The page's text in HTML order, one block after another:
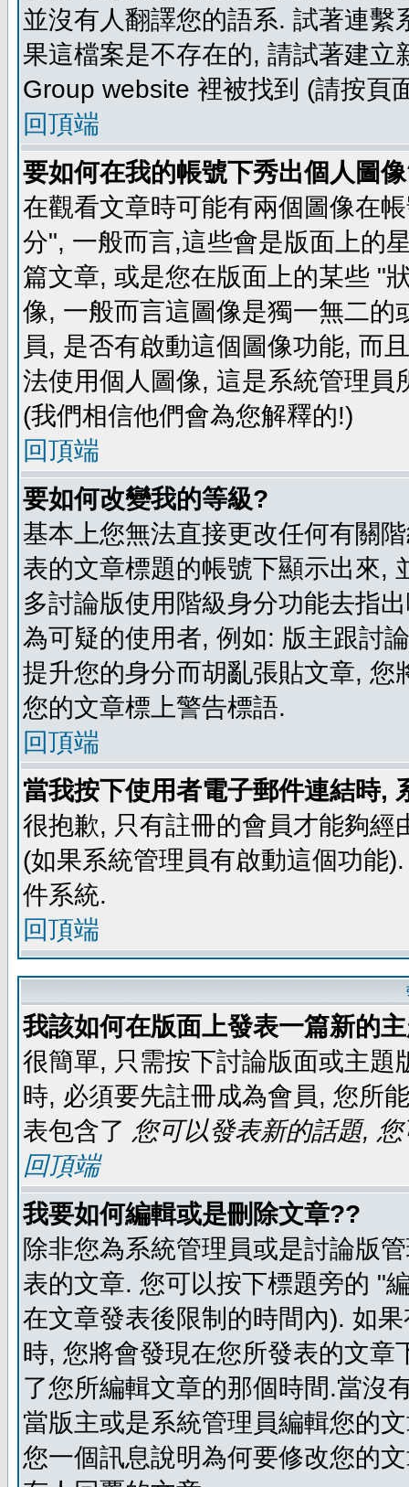
並沒有人翻譯您的語系. 試著連
果這檔案是不存在的, 請試著建
Group website 裡被找到 (請按頁
回頂端
要如何在我的帳號下秀出個人圖
在觀看文章時可能有兩個圖像在
分", 一般而言,這些會是版面上的
篇文章, 或是您在版面上的某些 "
像, 一般而言這圖像是獨一無二
員, 是否有啟動這個圖像功能, 而
法使用個人圖像, 這是系統管理
(我們相信他們會為您解釋的!)
回頂端
要如何改變我的等級?
基本上您無法直接更改任何有關
表的文章標題的帳號下顯示出來,
多討論版使用階級身分功能去指
為可疑的使用者, 例如: 版主跟討
提升您的身分而胡亂張貼文章,
您的文章標上警告標語.
回頂端
當我按下使用者電子郵件連結時,
很抱歉, 只有註冊的會員才能夠
(如果系統管理員有啟動這個功能
件系統.
回頂端
我該如何在版面上發表一篇新的
很簡單, 只需按下討論版面或主
時, 必須要先註冊成為會員, 您所
表包含了 您可以發表新的話題,
回頂端
我要如何編輯或是刪除文章??
除非您為系統管理員或是討論版
表的文章. 您可以按下標題旁的 "
在文章發表後限制的時間內). 如
時, 您將會發現在您所發表的文
了您所編輯文章的那個時間.當沒
當版主或是系統管理員編輯您的
您一個訊息說明為何要修改您的